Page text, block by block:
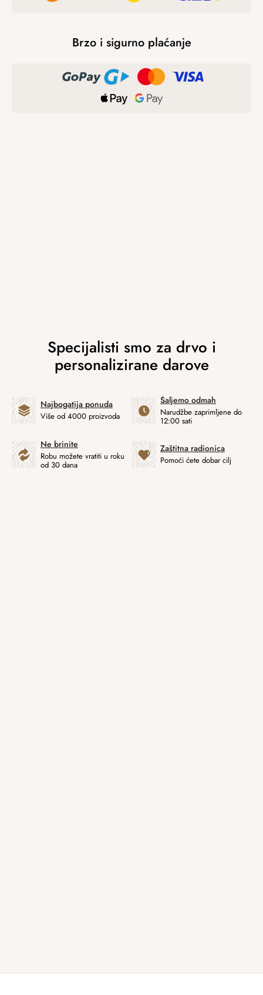
Brzo i sigurno plaćanje
Najbogatija ponuda
Više od 4000 proizvoda
Šaljemo odmah
Narudžbe zaprimljene do
12:00 sati
Ne brinite
Robu možete vratiti u roku
od 30 dana
Zaštitna radionica
Pomoći ćete dobar cilj